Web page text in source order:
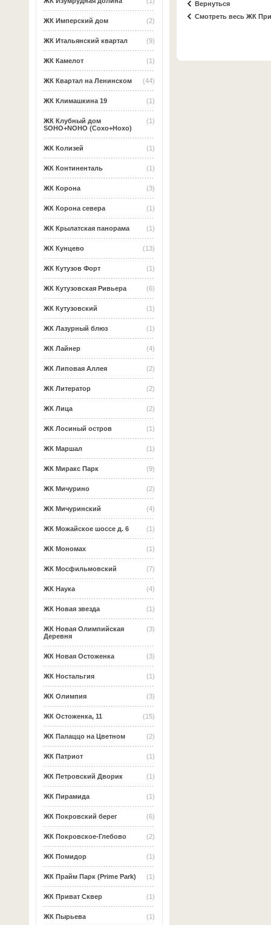
(2)
ЖК Имперский дом
(9)
ЖК Итальянский квартал
(1)
ЖК Камелот
(44)
ЖК Квартал на Ленинском
(1)
ЖК Климашкина 19
(1)
ЖК Клубный дом
SOHO+NOHO (Сохо+Нохо)
(1)
ЖК Колизей
(1)
ЖК Континенталь
(3)
ЖК Корона
(1)
ЖК Корона севера
(1)
ЖК Крылатская панорама
(13)
ЖК Кунцево
(1)
ЖК Кутузов Форт
(6)
ЖК Кутузовская Ривьера
(1)
ЖК Кутузовский
(1)
ЖК Лазурный блюз
(4)
ЖК Лайнер
(2)
ЖК Липовая Аллея
(2)
ЖК Литератор
(2)
ЖК Лица
(1)
ЖК Лосиный остров
(1)
ЖК Маршал
(9)
ЖК Миракс Парк
(2)
ЖК Мичурино
(4)
ЖК Мичуринский
(1)
ЖК Можайское шоссе д. 6
(1)
ЖК Мономах
(7)
ЖК Мосфильмовский
(4)
ЖК Наука
(1)
ЖК Новая звезда
(3)
ЖК Новая Олимпийская
Деревня
(3)
ЖК Новая Остоженка
(1)
ЖК Ностальгия
(3)
ЖК Олимпия
(15)
ЖК Остоженка, 11
(2)
ЖК Палаццо на Цветном
(1)
ЖК Патриот
(1)
ЖК Петровский Дворик
(1)
ЖК Пирамида
(6)
ЖК Покровский берег
(2)
ЖК Покровское-Глебово
(1)
ЖК Помидор
(1)
ЖК Прайм Парк (Prime Park)
(1)
ЖК Приват Сквер
(1)
ЖК Пырьева
Вернуться
Смотреть весь ЖК